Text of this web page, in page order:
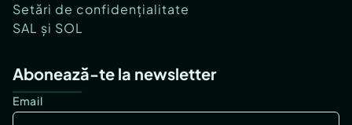
Setări de confidențialitate
SAL și SOL
Abonează-te la newsletter
Email